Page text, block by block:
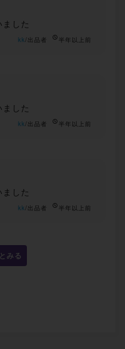
した
kk/出品者 半年以上前
した
kk/出品者 半年以上前
した
kk/出品者 半年以上前
みる